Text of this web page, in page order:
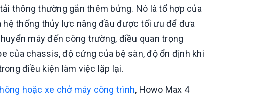
thông thường gắn thêm bửng. Nó là tổ hợp của
hệ thống thủy lực nâng đầu được tối ưu để đưa
máy đến công trường, điều quan trọng
của chassis, độ cứng của bệ sàn, độ ổn định khi
điều kiện làm việc lặp lại.
hoặc xe chở máy công trình, Howo Max 4